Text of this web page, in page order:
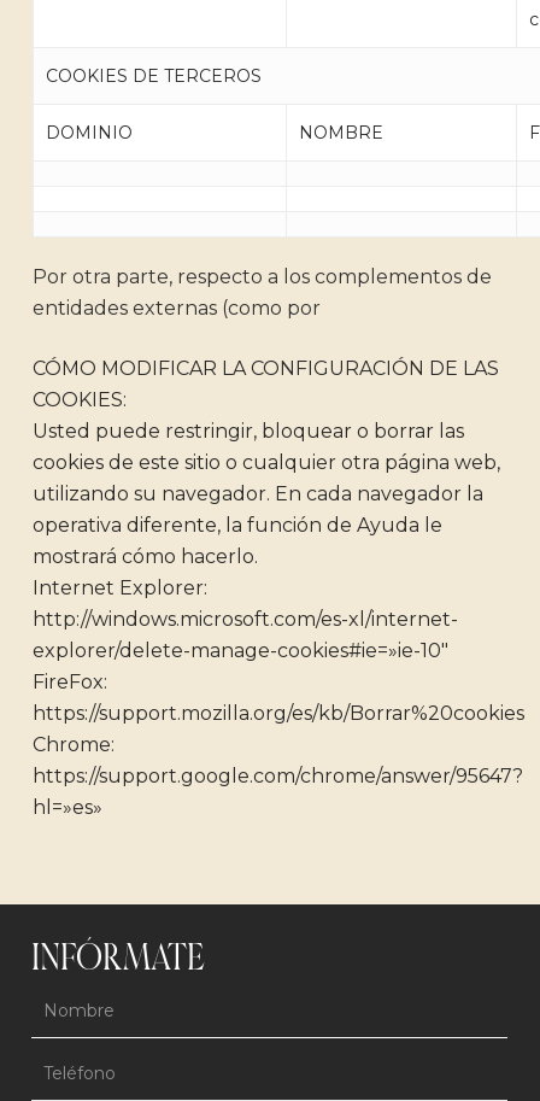
COOKIES DE TERCEROS
DOMINIO NOMBRE
Por otra parte, respecto a los complementos de
entidades externas (como por
CÓMO MODIFICAR LA CONFIGURACIÓN DE LAS
COOKIES:
Usted puede restringir, bloquear o borrar las
cookies de este sitio o cualquier otra página web,
utilizando su navegador. En cada navegador la
operativa diferente, la función de Ayuda le
mostrará cómo hacerlo.
Internet Explorer:
http://windows.microsoft.com/es-xl/internet-
explorer/delete-manage-cookies#ie=»ie-10″
FireFox:
https://support.mozilla.org/es/kb/Borrar%20cookies
Chrome:
https://support.google.com/chrome/answer/95647?
hl=»es»
INFÓRMATE